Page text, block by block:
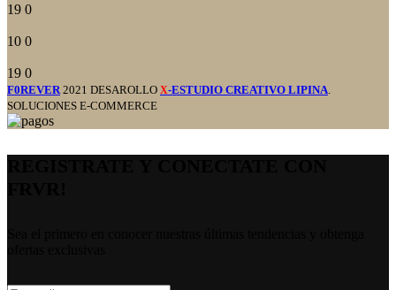
19 0
10 0
19 0
F0REVER 2021 DESAROLLO X-ESTUDIO CREATIVO LIPINA
SOLUCIONES E-COMMERCE